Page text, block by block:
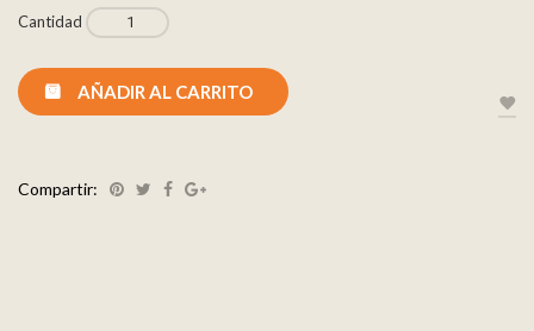
Cantidad
AÑADIR AL CARRITO
Compartir: